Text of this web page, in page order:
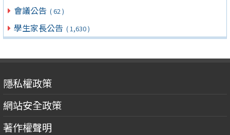
會議公告 ( 62 )
學生家長公告 ( 1,630 )
隱私權政策
網站安全政策
著作權聲明